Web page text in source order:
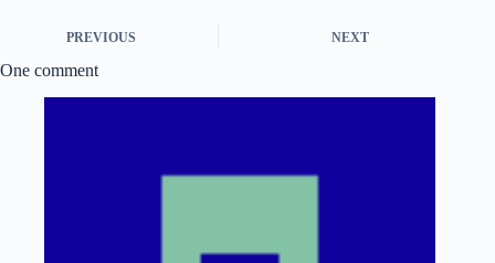
PREVIOUS NEXT
One comment